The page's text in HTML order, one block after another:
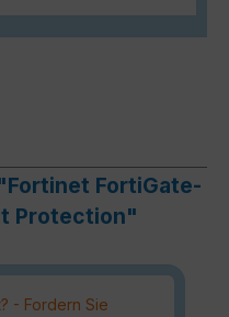
FortiGate-
Protection"
- Fordern Sie